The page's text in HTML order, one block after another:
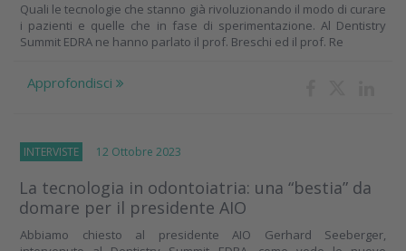
Quali le tecnologie che stanno già rivoluzionando il modo di curare
i pazienti e quelle che in fase di sperimentazione. Al Dentistry
Summit EDRA ne hanno parlato il prof. Breschi ed il prof. Re
Approfondisci
INTERVISTE 12 Ottobre 2023
La tecnologia in odontoiatria: una “bestia” da
domare per il presidente AIO
Abbiamo chiesto al presidente AIO Gerhard Seeberger,